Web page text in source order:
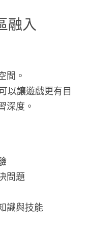
融入
間。
以讓遊戲更有目
深度。
問題
識與技能